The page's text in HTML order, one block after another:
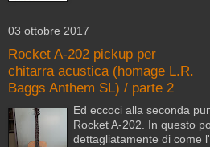
03 ottobre 2017
Rocket A-202 pickup per
chitarra acustica (homage L.R.
Baggs Anthem SL) / parte 2
Ed eccoci alla seconda
Rocket A-202. In questo
dettagliatamente di come